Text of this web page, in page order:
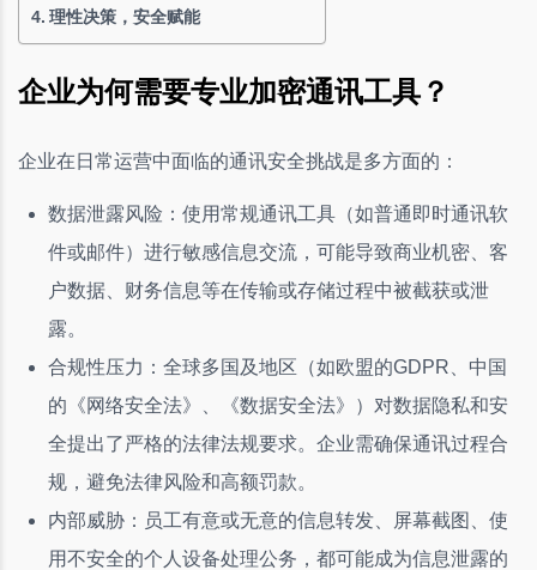
理性决策，安全赋能
企业为何需要专业加密通讯工具？
企业在日常运营中面临的通讯安全挑战是多方面的：
数据泄露风险：使用常规通讯工具（如普通即时通讯软
件或邮件）进行敏感信息交流，可能导致商业机密、客
户数据、财务信息等在传输或存储过程中被截获或泄
露。
合规性压力：全球多国及地区（如欧盟的GDPR、中国
的《网络安全法》、《数据安全法》）对数据隐私和安
全提出了严格的法律法规要求。企业需确保通讯过程合
规，避免法律风险和高额罚款。
内部威胁：员工有意或无意的信息转发、屏幕截图、使
用不安全的个人设备处理公务，都可能成为信息泄露的